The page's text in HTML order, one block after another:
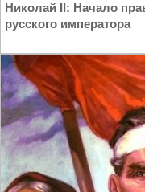
Николай II: Начало
русского императора